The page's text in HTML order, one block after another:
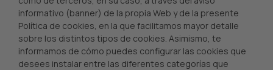
informativo (banner) de la propia Web y de la presente
Política de cookies, en la que facilitamos mayor detalle
sobre los distintos tipos de cookies. Asimismo, te
informamos de cómo puedes configurar las cookies que
desees instalar entre las diferentes categorías que